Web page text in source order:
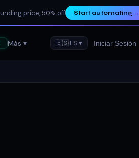
price, 50% off Start automating→
Más ▾ 🇪🇸 ES ▾ Iniciar Sesión